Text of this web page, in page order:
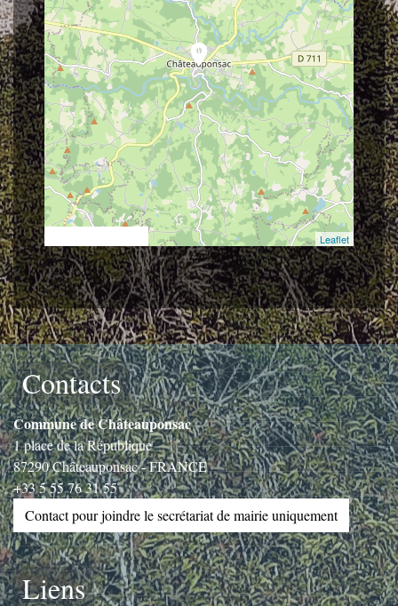
location_on
Leaflet
Contacts
Commune de Châteauponsac
1 place de la République
87290 Châteauponsac - FRANCE
+33 5 55 76 31 55
Contact pour joindre le secrétariat de mairie uniquement
Liens